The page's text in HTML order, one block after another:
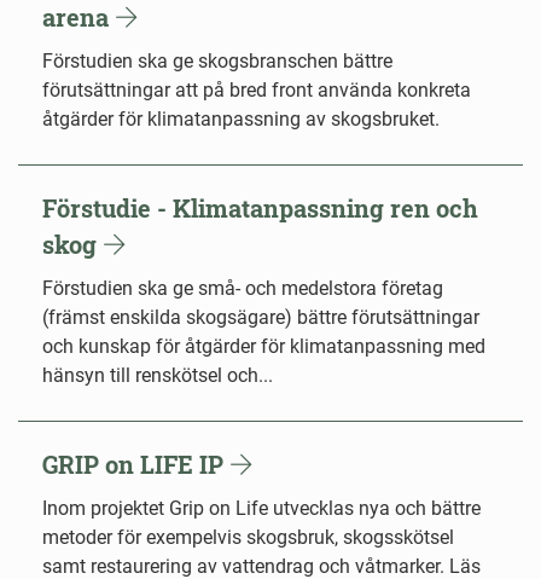
arena
Förstudien ska ge skogsbranschen bättre
förutsättningar att på bred front använda konkreta
åtgärder för klimatanpassning av skogsbruket.
Förstudie - Klimatanpassning ren och
skog
Förstudien ska ge små- och medelstora företag
(främst enskilda skogsägare) bättre förutsättningar
och kunskap för åtgärder för klimatanpassning med
hänsyn till renskötsel och...
GRIP on LIFE IP
Inom projektet Grip on Life utvecklas nya och bättre
metoder för exempelvis skogsbruk, skogsskötsel
samt restaurering av vattendrag och våtmarker. Läs